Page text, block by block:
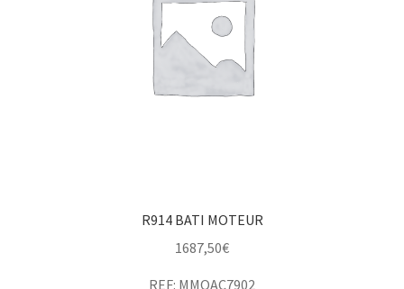
R914 BATI MOTEUR
1687,50€
REF: MMOAC7902